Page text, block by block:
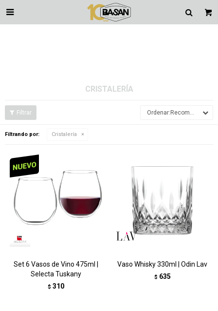

CRISTALERÍA
Recomendados
Filtrando por: Cristalería
Set 6 Vasos de Vino 475ml |
Selecta Tuskany
$ 310
Vaso Whisky 330ml | Odin Lav
$ 635